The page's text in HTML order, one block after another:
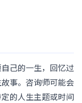
己的一生，回忆过
事。咨询师可能会
的人生主题或时间